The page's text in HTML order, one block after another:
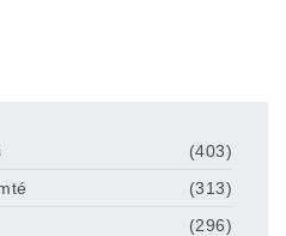
(403)
(313)
(296)